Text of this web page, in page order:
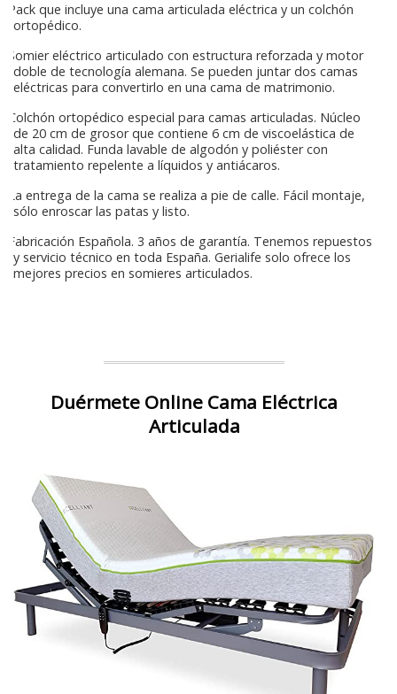
Pack que incluye una cama articulada eléctrica y un colchón
ortopédico.
Somier eléctrico articulado con estructura reforzada y motor
doble de tecnología alemana. Se pueden juntar dos camas
eléctricas para convertirlo en una cama de matrimonio.
Colchón ortopédico especial para camas articuladas. Núcleo
de 20 cm de grosor que contiene 6 cm de viscoelástica de
alta calidad. Funda lavable de algodón y poliéster con
tratamiento repelente a líquidos y antiácaros.
La entrega de la cama se realiza a pie de calle. Fácil montaje,
sólo enroscar las patas y listo.
Fabricación Española. 3 años de garantía. Tenemos repuestos
y servicio técnico en toda España. Gerialife solo ofrece los
mejores precios en somieres articulados.
Duérmete Online Cama Eléctrica
Articulada